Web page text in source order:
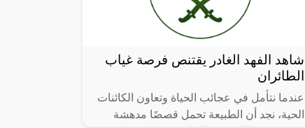
شاهد الفهد الغادر يقتنص فرصة غياب
الطائران
عندما نتأمل في عجائب الحياة وتعاون الكائنات
الحية، نجد أن الطبيعة تحمل قصصًا مدهشة